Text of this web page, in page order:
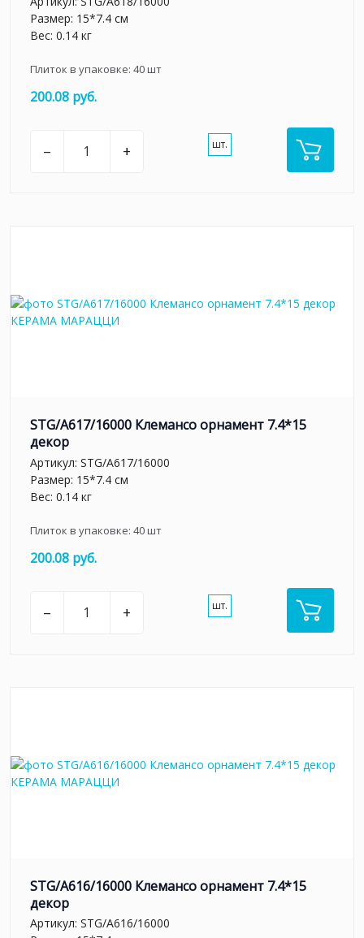
Размер: 15*7.4 см
Вес: 0.14 кг
Плиток в упаковке: 40шт
200.08 руб.
– + шт.
STG/A617/16000 Клемансо орнамент 7.4*15
декор
Артикул: STG/A617/16000
Размер: 15*7.4 см
Вес: 0.14 кг
Плиток в упаковке: 40шт
200.08 руб.
– + шт.
STG/A616/16000 Клемансо орнамент 7.4*15
декор
Артикул: STG/A616/16000